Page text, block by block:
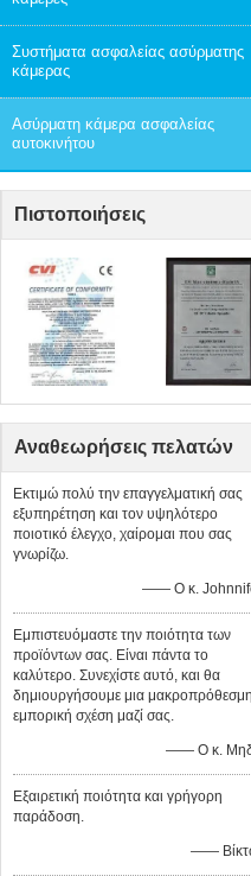
Συστήματα ασφαλείας ασύρματης
κάμερας
Ασύρματη κάμερα ασφαλείας
αυτοκινήτου
Πιστοποιήσεις
Αναθεωρήσεις πελατών
Εκτιμώ πολύ την επαγγελματική σας
εξυπηρέτηση και τον υψηλότερο
ποιοτικό έλεγχο, χαίρομαι που σας
γνωρίζω.
—— Ο κ.
Εμπιστευόμαστε την ποιότητα των
προϊόντων σας. Είναι πάντα το
καλύτερο. Συνεχίστε αυτό, και θα
δημιουργήσουμε μια μακροπρόθεσμη
εμπορική σχέση μαζί σας.
—— Ο κ.
Εξαιρετική ποιότητα και γρήγορη
παράδοση.
——